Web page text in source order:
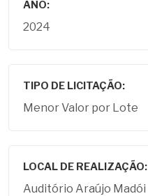
ANO:
2024
TIPO DE LICITAÇÃO:
Menor Valor por Lote
LOCAL DE REALIZAÇÃO:
Auditório Araújo Madói